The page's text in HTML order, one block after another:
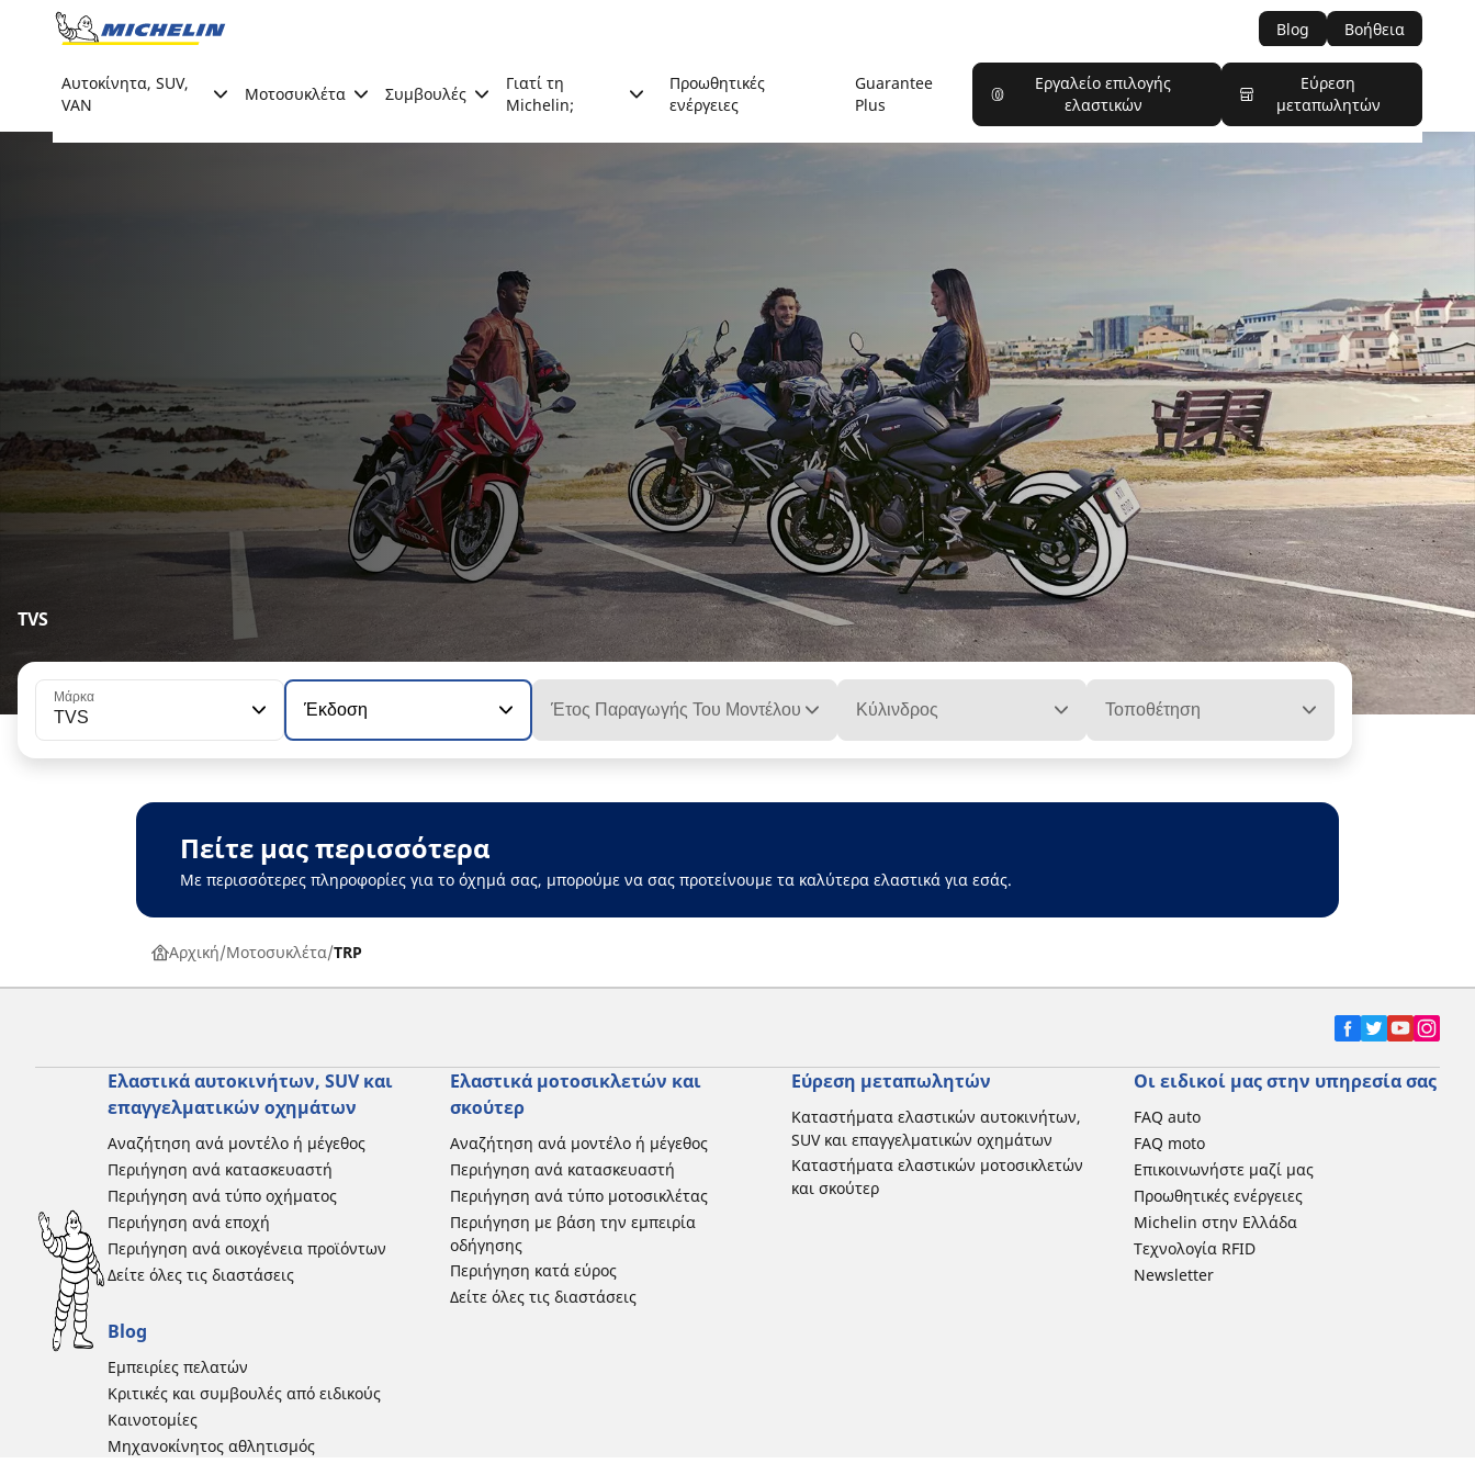
Go to page content
Blog Βοήθεια
Αυτοκίνητα, SUV,
VAN
Μοτοσυκλέτα Συμβουλές
Γιατί τη
Michelin;
Προωθητικές
ενέργειες
Guarantee
Plus
Εργαλείο επιλογής
ελαστικών
Εύρεση
μεταπωλητών
TVS
Μάρκα
TVS Έκδοση Έτος Παραγωγής Του Μοντέλου Κύλινδρος Τοποθέτηση
Πείτε μας περισσότερα
Με περισσότερες πληροφορίες για το όχημά σας, μπορούμε να σας προτείνουμε τα καλύτερα ελαστικά για εσάς.
Αρχική Μοτοσυκλέτα TRP
Ελαστικά αυτοκινήτων, SUV και
επαγγελματικών οχημάτων
Αναζήτηση ανά μοντέλο ή μέγεθος
Περιήγηση ανά κατασκευαστή
Περιήγηση ανά τύπο οχήματος
Περιήγηση ανά εποχή
Περιήγηση ανά οικογένεια προϊόντων
Δείτε όλες τις διαστάσεις
Ελαστικά μοτοσικλετών και
σκούτερ
Αναζήτηση ανά μοντέλο ή μέγεθος
Περιήγηση ανά κατασκευαστή
Περιήγηση ανά τύπο μοτοσικλέτας
Περιήγηση με βάση την εμπειρία
οδήγησης
Περιήγηση κατά εύρος
Δείτε όλες τις διαστάσεις
Εύρεση μεταπωλητών
Καταστήματα ελαστικών αυτοκινήτων,
SUV και επαγγελματικών οχημάτων
Καταστήματα ελαστικών μοτοσικλετών
και σκούτερ
Οι ειδικοί μας στην υπηρεσία σας
FAQ auto
FAQ moto
Επικοινωνήστε μαζί μας
Προωθητικές ενέργειες
Michelin στην Ελλάδα
Τεχνολογία RFID
Newsletter
Blog
Εμπειρίες πελατών
Κριτικές και συμβουλές από ειδικούς
Καινοτομίες
Μηχανοκίνητος αθλητισμός